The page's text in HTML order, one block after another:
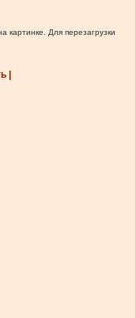
картинке. Для перезагрузки
|